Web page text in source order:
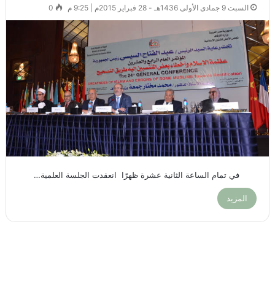
السبت 9 جمادى الأولى 1436هـ - 28 فبراير 2015م | 9:25 م 0
في تمام الساعة الثانية عشرة ظهرًا انعقدت الجلسة العلمية…
المزيد